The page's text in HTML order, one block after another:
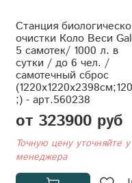
Станция
очистки Коло Веси
5 самотек/ 1000 л. в
сутки / до 6 чел. /
самотечный сброс
;) - арт.560238
от 323900 руб
Точную цену уточняйте у
менеджера